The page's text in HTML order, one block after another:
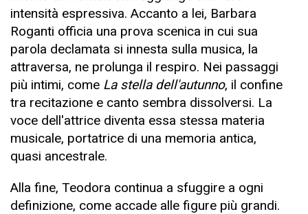
intensità espressiva. Accanto a lei, Barbara
Roganti officia una prova scenica in cui sua
parola declamata si innesta sulla musica, la
attraversa, ne prolunga il respiro. Nei passaggi
più intimi, come La stella dell'autunno, il confine
tra recitazione e canto sembra dissolversi. La
voce dell'attrice diventa essa stessa materia
musicale, portatrice di una memoria antica,
quasi ancestrale.
Alla fine, Teodora continua a sfuggire a ogni
definizione, come accade alle figure più grandi.